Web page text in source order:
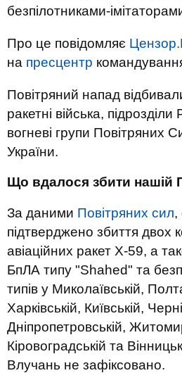
безпілотниками-
Про це повідомляє
на пресцентр
Повітряний напад відбивали
ракетні війська,
вогневі групи Повітряних
України.
Що вдалося збити нашій
За даними Повітряних сил,
підтверджено збиття двох
авіаційних ракет Х-59, а
БпЛА типу "Shahed" та
типів у Миколаївській,
Харківській, Київській,
Дніпропетровській,
Кіровоградській та
Влучань не зафіксовано.